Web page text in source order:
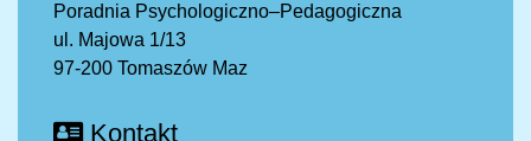
Poradnia Psychologiczno–Pedagogiczna
ul. Majowa 1/13
97-200 Tomaszów Maz
Kontakt